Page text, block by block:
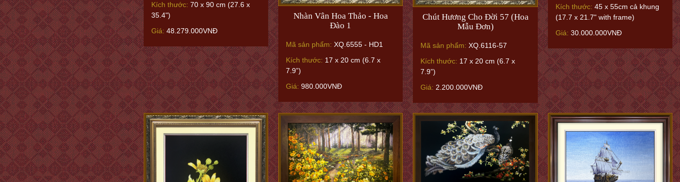
Kích thước: 70 x 90 cm (27.6 x
35.4")
Giá: 48.279.000VNĐ
Nhàn Vân Hoa Thảo - Hoa
Đào 1
Mã sản phẩm: XQ.6555 - HD1
Kích thước: 17 x 20 cm (6.7 x
7.9”)
Giá: 980.000VNĐ
Chút Hương Cho Đời 57 (Hoa
Mẫu Đơn)
Mã sản phẩm: XQ.6116-57
Kích thước: 17 x 20 cm (6.7 x
7.9”)
Giá: 2.200.000VNĐ
Kích thước: 45 x 55cm cả khung
(17.7 x 21.7" with frame)
Giá: 30.000.000VNĐ